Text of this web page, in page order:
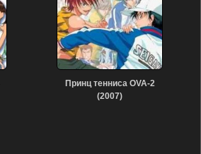
Принц тенниса OVA-2
(2007)